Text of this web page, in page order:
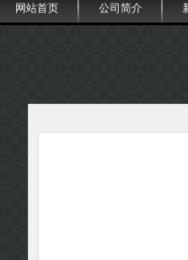
网站首页 公司简介